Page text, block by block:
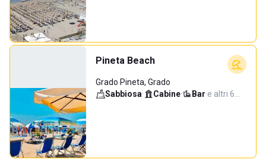
Pineta Beach
Grado Pineta, Grado
Sabbiosa· Cabine· Bar·e altri 6…